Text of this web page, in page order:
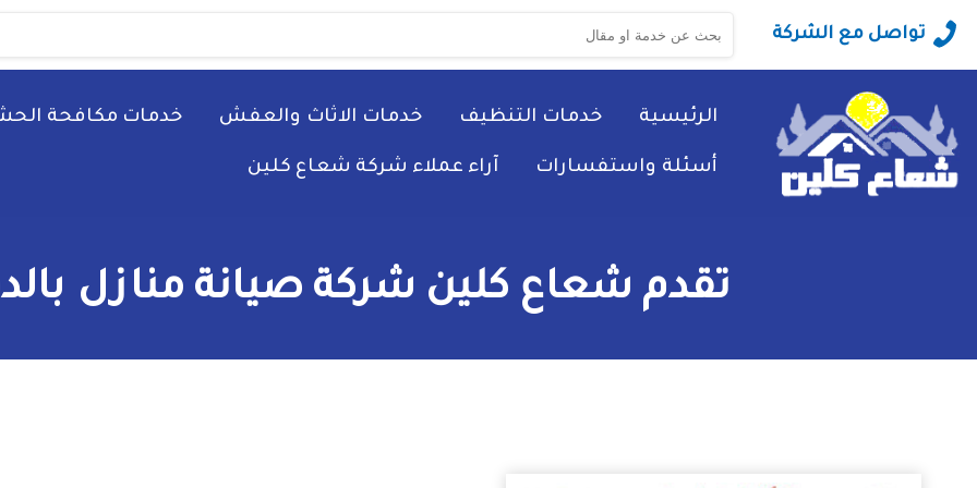
تواصل مع الشركة
البحث
عن:
الرئيسية خدمات التنظيف خدمات الاثاث والعفش خدمات مكافحة
أسئلة واستفسارات آراء عملاء شركة شعاع كلين
تقدم شعاع كلين شركة صيانة منازل